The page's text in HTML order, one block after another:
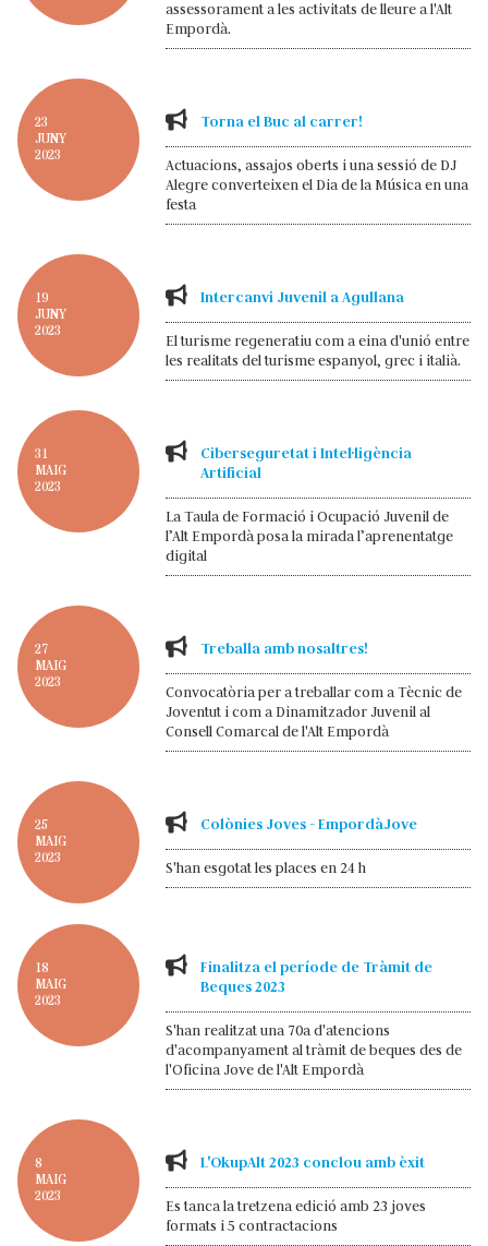
assessorament a les activitats de lleure a l'Alt
Empordà.
23
JUNY
2023
Torna el Buc al carrer!
Actuacions, assajos oberts i una sessió de DJ
Alegre converteixen el Dia de la Música en una
festa
19
JUNY
2023
Intercanvi Juvenil a Agullana
El turisme regeneratiu com a eina d'unió entre
les realitats del turisme espanyol, grec i italià.
31
MAIG
2023
Ciberseguretat i Intel·ligència
Artificial
La Taula de Formació i Ocupació Juvenil de
l’Alt Empordà posa la mirada l’aprenentatge
digital
27
MAIG
2023
Treballa amb nosaltres!
Convocatòria per a treballar com a Tècnic de
Joventut i com a Dinamitzador Juvenil al
Consell Comarcal de l'Alt Empordà
25
MAIG
2023
Colònies Joves - EmpordàJove
S'han esgotat les places en 24 h
18
MAIG
2023
Finalitza el període de Tràmit de
Beques 2023
S'han realitzat una 70a d'atencions
d'acompanyament al tràmit de beques des de
l'Oficina Jove de l'Alt Empordà
8
MAIG
2023
L'OkupAlt 2023 conclou amb èxit
Es tanca la tretzena edició amb 23 joves
formats i 5 contractacions